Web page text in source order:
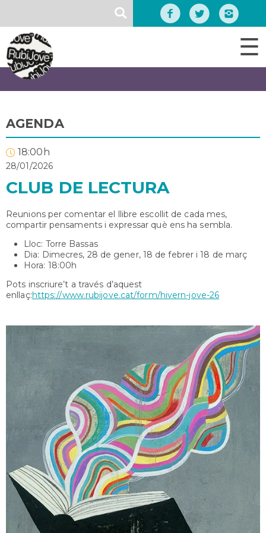
contingut
☰
AGENDA
18:00h
28/01/2026
CLUB DE LECTURA
Reunions per comentar el llibre escollit de cada mes,
compartir pensaments i expressar què ens ha sembla.
Lloc: Torre Bassas
Dia: Dimecres, 28 de gener, 18 de febrer i 18 de març
Hora: 18:00h
Pots inscriure’t a través d’aquest
enllaç:https://www.rubijove.cat/form/hivern-jove-26